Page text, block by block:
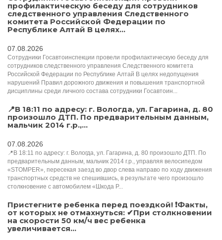
профилактическую беседу для сотрудников
следственного управления Следственного
комитета Российской Федерации по
Республике Алтай В целях...
07.08.2026
Сотрудники Госавтоинспекции провели профилактическую беседу для
сотрудников следственного управления Следственного комитета
Российской Федерации по Республике Алтай В целях недопущения
нарушений Правил дорожного движения и повышения транспортной
дисциплины среди личного состава сотрудники Госавтоин...
📍В 18:11 по адресу: г. Вологда, ул. Гагарина, д. 80
произошло ДТП. По предварительным данным,
мальчик 2014 г.р.,...
07.08.2026
📍В 18:11 по адресу: г. Вологда, ул. Гагарина, д. 80 произошло ДТП. По
предварительным данным, мальчик 2014 г.р., управляя велосипедом
«STOMPER», пересекая заезд во двор слева направо по ходу движения
транспортных средств не спешившись, в результате чего произошло
столкновение с автомобилем «Шкода Р...
Пристегните ребенка перед поездкой! ❗Факты,
от которых не отмахнуться: ✔При столкновении
на скорости 50 км/ч вес ребенка
увеличивается...